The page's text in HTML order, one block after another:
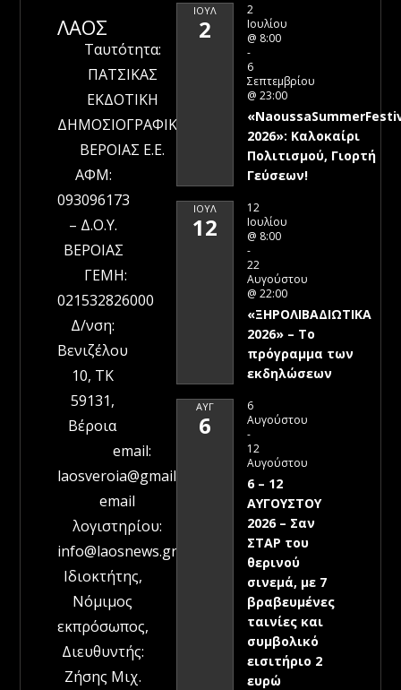
ΛΑΟΣ
Ταυτότητα:
ΠΑΤΣΙΚΑΣ
ΕΚΔΟΤΙΚΗ
ΔΗΜΟΣΙΟΓΡΑΦΙΚΗ
ΒΕΡΟΙΑΣ Ε.Ε.
ΑΦΜ:
093096173
– Δ.Ο.Υ.
ΒΕΡΟΙΑΣ
ΓΕΜΗ:
021532826000
Δ/νση:
Βενιζέλου
10, ΤΚ
59131,
Βέροια
email:
laosveroia@gmail.com
email
λογιστηρίου:
info@laosnews.gr
Ιδιοκτήτης,
Νόμιμος
εκπρόσωπος,
Διευθυντής:
Ζήσης Μιχ.
ΙΟΎΛ
2
2
Ιουλίου
@ 8:00
-
6
Σεπτεμβρίου
@ 23:00
2026»: Καλοκαίρι
Πολιτισμού, Γιορτή
Γεύσεων!
ΙΟΎΛ
12
12
Ιουλίου
@ 8:00
-
22
Αυγούστου
@ 22:00
«ΞΗΡΟΛΙΒΑΔΙΩΤΙΚΑ
2026» – To
πρόγραμμα των
εκδηλώσεων
ΑΥΓ
6
6
Αυγούστου
-
12
Αυγούστου
6 – 12
ΑΥΓΟΥΣΤΟΥ
2026 – Σαν
ΣΤΑΡ του
θερινού
σινεμά, με 7
βραβευμένες
ταινίες και
συμβολικό
εισιτήριο 2
ευρώ